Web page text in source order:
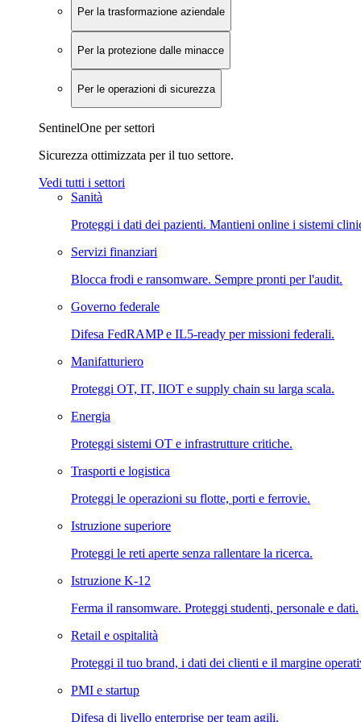
Per la trasformazione aziendale
Per la protezione dalle minacce
Per le operazioni di sicurezza
SentinelOne per settori
Sicurezza ottimizzata per il tuo settore.
Vedi tutti i settori
Sanità
Proteggi i dati dei pazienti. Mantieni online i sistemi
Servizi finanziari
Blocca frodi e ransomware. Sempre pronti per l'audit.
Governo federale
Difesa FedRAMP e IL5-ready per missioni federali.
Manifatturiero
Proteggi OT, IT, IIOT e supply chain su larga scala.
Energia
Proteggi sistemi OT e infrastrutture critiche.
Trasporti e logistica
Proteggi le operazioni su flotte, porti e ferrovie.
Istruzione superiore
Proteggi le reti aperte senza rallentare la ricerca.
Istruzione K-12
Ferma il ransomware. Proteggi studenti, personale e dati.
Retail e ospitalità
Proteggi il tuo brand, i dati dei clienti e il margine
PMI e startup
Difesa di livello enterprise per team agili.